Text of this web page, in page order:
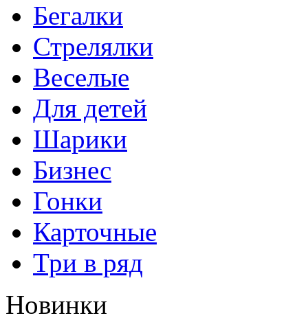
Бегалки
Стрелялки
Веселые
Для детей
Шарики
Бизнес
Гонки
Карточные
Три в ряд
Новинки